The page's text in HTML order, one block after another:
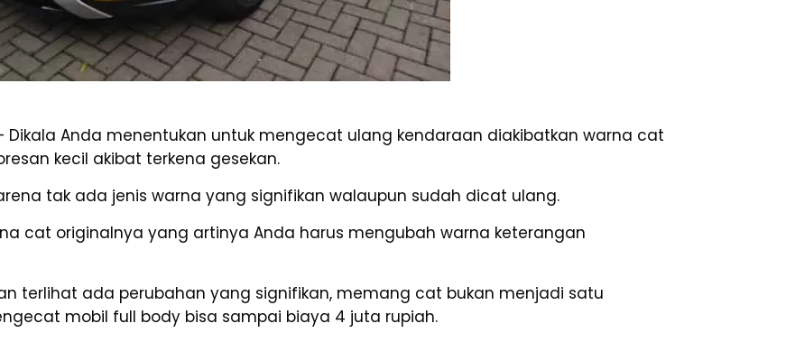
Dikala Anda menentukan untuk mengecat ulang kendaraan diakibatkan warna cat
kecil akibat terkena gesekan.
tak ada jenis warna yang signifikan walaupun sudah dicat ulang.
cat originalnya yang artinya Anda harus mengubah warna keterangan
terlihat ada perubahan yang signifikan, memang cat bukan menjadi satu
mobil full body bisa sampai biaya 4 juta rupiah.